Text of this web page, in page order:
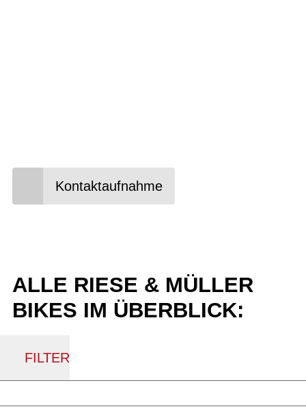
Kontaktaufnahme
ALLE RIESE & MÜLLER
BIKES IM ÜBERBLICK:
FILTER